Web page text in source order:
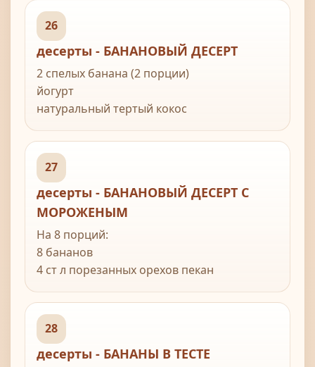
50 мл растительного масла
Для сиропа:
175 мл воды
300 г сахара
сок 1 лимона
26
десерты - БАНАНОВЫЙ ДЕСЕРТ
2 спелых банана (2 порции)
йогурт
натуральный тертый кокос
корица
сахар
лимонный сок
кокос
27
десерты - БАНАНОВЫЙ ДЕСЕРТ С
МОРОЖЕНЫМ
На 8 порций:
8 бананов
4 ст л порезанных орехов пекан
Для соуса тоффи:
300 г сахара
3 полоски апельсиновой цедры
40 г несоленого масла
28
десерты - БАНАНЫ В ТЕСТЕ